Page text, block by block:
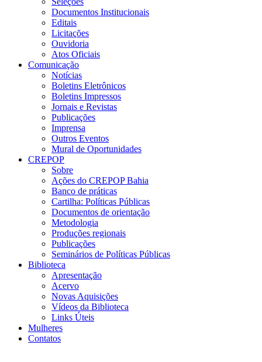
Documentos Institucionais
Editais
Licitações
Ouvidoria
Atos Oficiais
Comunicação
Notícias
Boletins Eletrônicos
Boletins Impressos
Jornais e Revistas
Publicações
Imprensa
Outros Eventos
Mural de Oportunidades
CREPOP
Sobre
Ações do CREPOP Bahia
Banco de práticas
Cartilha: Políticas Públicas
Documentos de orientação
Metodologia
Produções regionais
Publicações
Seminários de Políticas Públicas
Biblioteca
Apresentação
Acervo
Novas Aquisições
Vídeos da Biblioteca
Links Úteis
Mulheres
Contatos